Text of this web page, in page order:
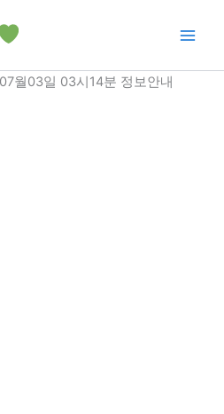
월03일 03시14분 정보안내